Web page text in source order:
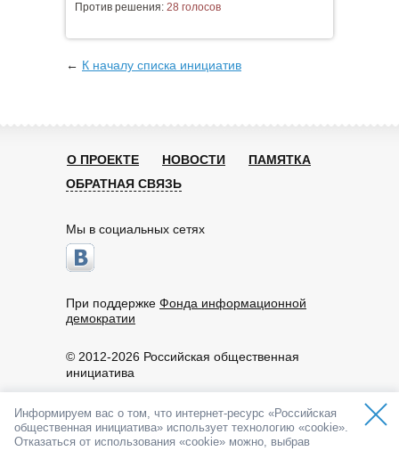
Против решения: 28 голосов
← К началу списка инициатив
© 2012-2026 Российская общественная
инициатива
По вопросам работы портала обращайтесь:
info@roi.ru
О ПРОЕКТЕ НОВОСТИ
ПАМЯТКА
ОБРАТНАЯ СВЯЗЬ
Мы в социальных сетях
При поддержке Фонда информационной
демократии
Информируем вас о том, что интернет-ресурс «Российская
общественная инициатива» использует технологию «cookie».
Отказаться от использования «cookie» можно, выбрав